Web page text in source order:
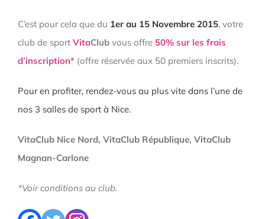
C’est pour cela que du 1er au 15 Novembre 2015, votre
club de sport VitaClub vous offre 50% sur les frais
d’inscription* (offre réservée aux 50 premiers inscrits).
Pour en profiter, rendez-vous au plus vite dans l’une de
nos 3 salles de sport à Nice.
VitaClub Nice Nord, VitaClub République, VitaClub
Magnan-Carlone
*Voir conditions au club.